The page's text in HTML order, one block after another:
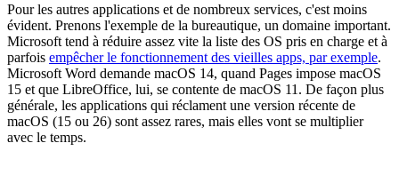
Pour les autres applications et de nombreux services, c'est moins
évident. Prenons l'exemple de la bureautique, un domaine important.
Microsoft tend à réduire assez vite la liste des OS pris en charge et à
parfois empêcher le fonctionnement des vieilles apps, par exemple.
Microsoft Word demande macOS 14, quand Pages impose macOS
15 et que LibreOffice, lui, se contente de macOS 11. De façon plus
générale, les applications qui réclament une version récente de
macOS (15 ou 26) sont assez rares, mais elles vont se multiplier
avec le temps.